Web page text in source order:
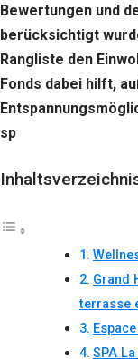
Bewertungen und
berücksichtigt
Rangliste den
Fonds dabei hilft,
sp
Grand
terrasse
SPA